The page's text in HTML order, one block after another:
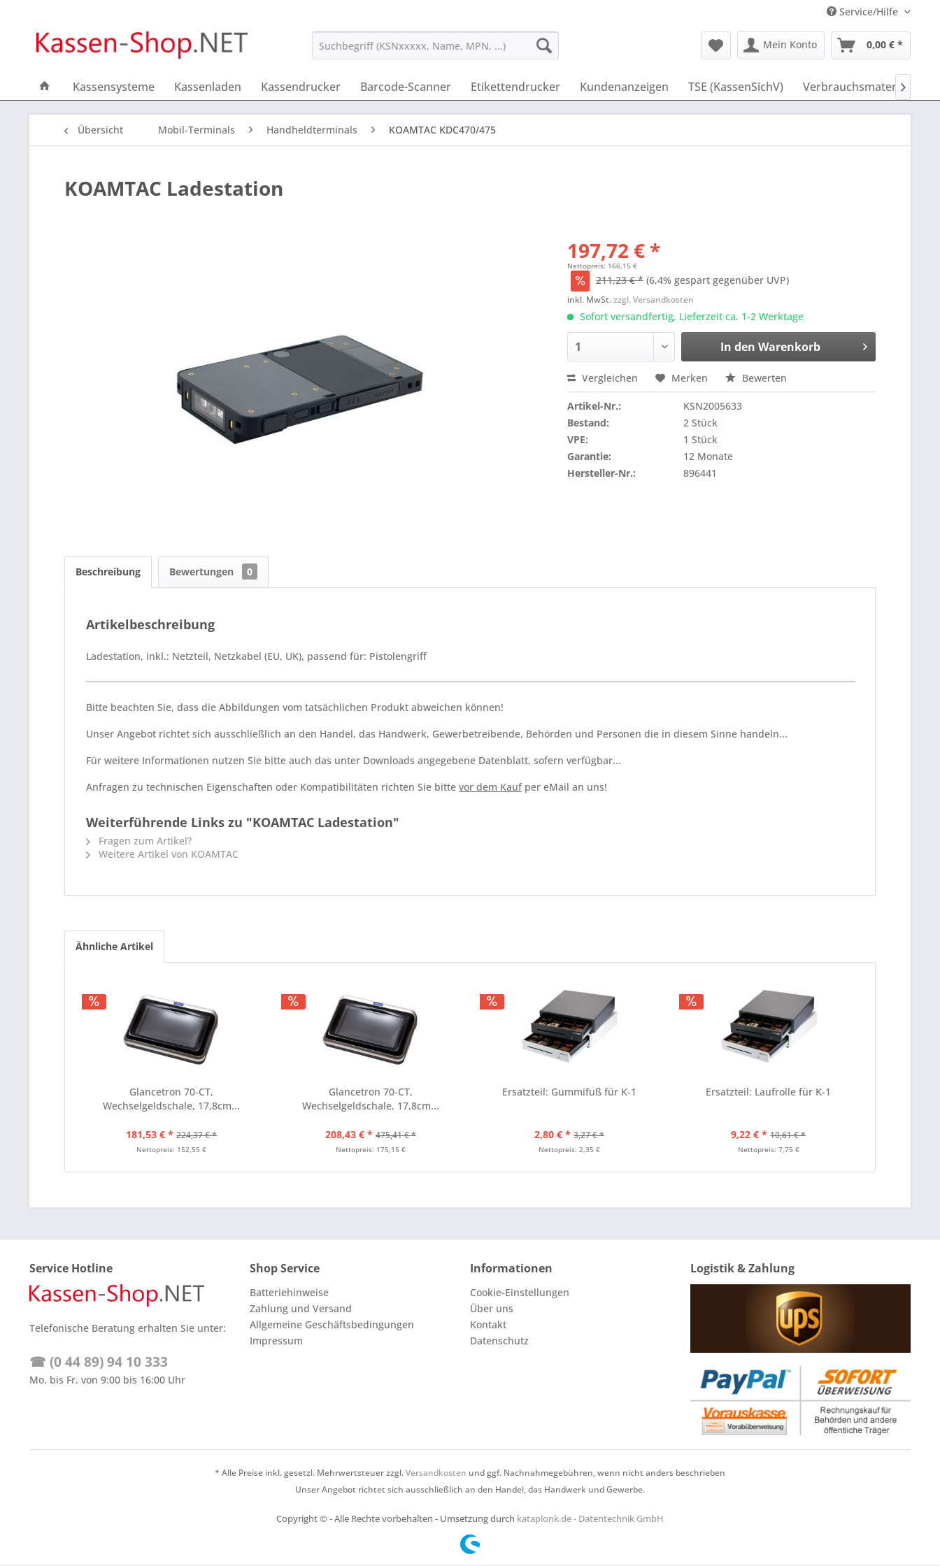
Service/Hilfe
Mein Konto 0,00 € *
Kassensysteme Kassenladen Kassendrucker Barcode-Scanner Etikettendrucker Kundenanzeigen TSE (KassenSichV) Verbrauchsmaterial

Übersicht Mobil-Terminals Handheldterminals KOAMTAC KDC470/475
KOAMTAC Ladestation
197,72 € *
Nettopreis: 166,15 €
211,23 € * (6,4% gespart gegenüber UVP)
inkl. MwSt.zzgl. Versandkosten
Sofort versandfertig, Lieferzeit ca. 1-2 Werktage
In den Warenkorb
Vergleichen Merken Bewerten
Artikel-Nr.:
KSN2005633
Bestand:
2 Stück
VPE:
1 Stück
Garantie:
12 Monate
Hersteller-Nr.:
896441
Beschreibung Bewertungen 0
Artikelbeschreibung
Ladestation, inkl.: Netzteil, Netzkabel (EU, UK), passend für: Pistolengriff
Bitte beachten Sie, dass die Abbildungen vom tatsächlichen Produkt abweichen können!
Unser Angebot richtet sich ausschließlich an den Handel, das Handwerk, Gewerbetreibende, Behörden und Personen die in diesem Sinne handeln...
Für weitere Informationen nutzen Sie bitte auch das unter Downloads angegebene Datenblatt, sofern verfügbar...
Anfragen zu technischen Eigenschaften oder Kompatibilitäten richten Sie bitte vor dem Kaufper eMail an uns!
Weiterführende Links zu "KOAMTAC Ladestation"
Fragen zum Artikel?
Weitere Artikel von KOAMTAC
Ähnliche Artikel
Glancetron 70-CT,
Wechselgeldschale, 17,8cm...
181,53 € * 224,37 € *
Nettopreis: 152,55 €
Glancetron 70-CT,
Wechselgeldschale, 17,8cm...
208,43 € * 475,41 € *
Nettopreis: 175,15 €
Ersatzteil: Gummifuß für K-1
2,80 € * 3,27 € *
Nettopreis: 2,35 €
Ersatzteil: Laufrolle für K-1
9,22 € * 10,61 € *
Nettopreis: 7,75 €
Service Hotline
Telefonische Beratung erhalten Sie unter:
☎ (0 44 89) 94 10 333
Mo. bis Fr. von 9:00 bis 16:00 Uhr
Shop Service
Batteriehinweise
Zahlung und Versand
Allgemeine Geschäftsbedingungen
Impressum
Informationen
Cookie-Einstellungen
Über uns
Kontakt
Datenschutz
Logistik & Zahlung
* Alle Preise inkl. gesetzl. Mehrwertsteuer zzgl.Versandkosten und ggf. Nachnahmegebühren, wenn nicht anders beschrieben
Unser Angebot richtet sich ausschließlich an den Handel, das Handwerk und Gewerbe.
Copyright © - Alle Rechte vorbehalten - Umsetzung durch kataplonk.de - Datentechnik GmbH